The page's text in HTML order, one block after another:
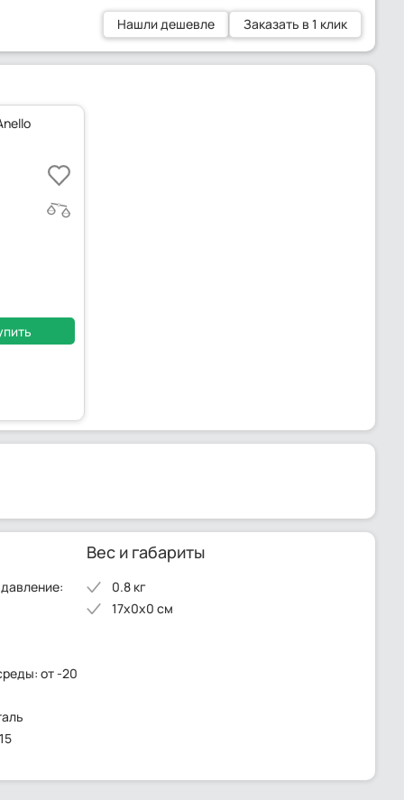
Нашли дешевле Заказать в 1 клик
от -20
Вес и габариты
0.8 кг
17x0x0 см